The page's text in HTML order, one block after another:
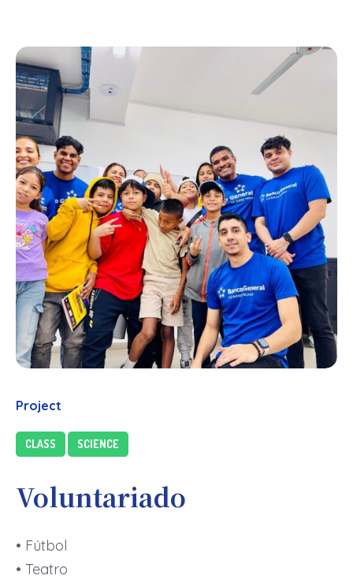
Project
CLASS SCIENCE
Voluntariado
• Fútbol
• Teatro